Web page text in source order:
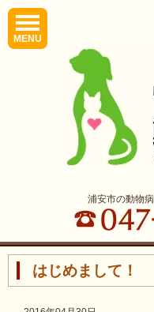
MENU
浦安市の動物
はじめまして！